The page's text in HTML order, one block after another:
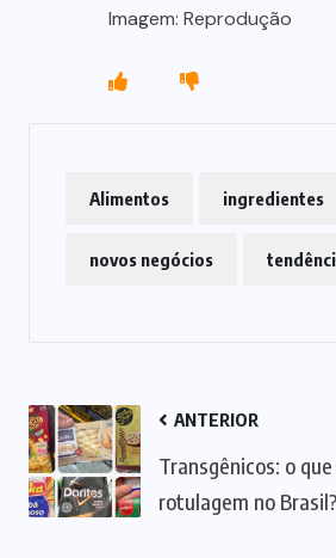
Imagem: Reprodução
Alimentos ingredientes
novos negócios
ANTERIOR
Transgênicos: o
rotulagem no Brasil?